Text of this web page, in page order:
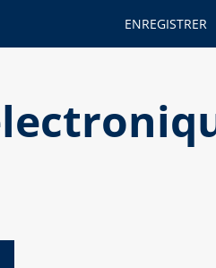
ENREGISTRER